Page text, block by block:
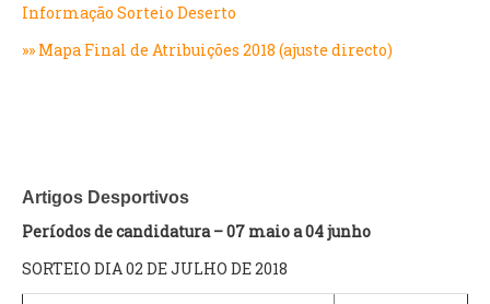
Informação Sorteio Deserto
»» Mapa Final de Atribuições 2018 (ajuste directo)
Artigos Desportivos
Períodos de candidatura – 07 maio a 04 junho
SORTEIO DIA 02 DE JULHO DE 2018